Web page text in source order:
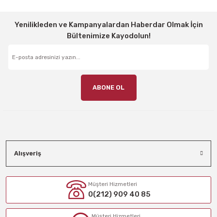
Yenilikleden ve Kampanyalardan Haberdar Olmak İçin
Bültenimize Kayodolun!
ABONE OL
Alışveriş
Müşteri Hizmetleri
0(212) 909 40 85